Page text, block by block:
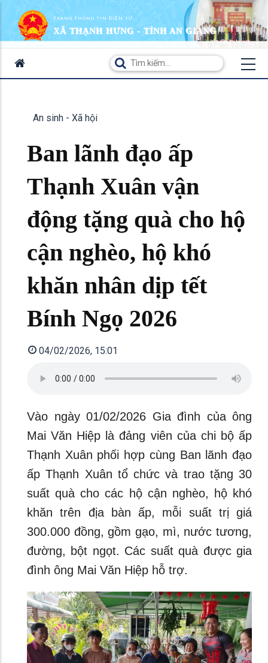
TRANG THÔNG TIN ĐIỆN TỬ
XÃ THẠNH HƯNG - TỈNH AN GIANG
An sinh - Xã hội
Ban lãnh đạo ấp
Thạnh Xuân vận
động tặng quà cho hộ
cận nghèo, hộ khó
khăn nhân dịp tết
Bính Ngọ 2026
04/02/2026, 15:01
Vào ngày 01/02/2026 Gia đình của ông
Mai Văn Hiệp là đảng viên của chi bộ ấp
Thạnh Xuân phối hợp cùng Ban lãnh đạo
ấp Thạnh Xuân tổ chức và trao tặng 30
suất quà cho các hộ cận nghèo, hộ khó
khăn trên địa bàn ấp, mỗi suất trị giá
300.000 đồng, gồm gạo, mì, nước tương,
đường, bột ngọt. Các suất quà được gia
đình ông Mai Văn Hiệp hỗ trợ.